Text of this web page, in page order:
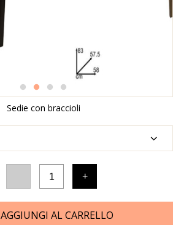
Sedie con braccioli
1 +
AGGIUNGI AL CARRELLO